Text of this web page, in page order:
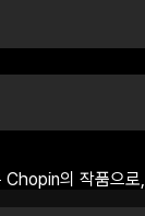
Chopin의 작품으로,